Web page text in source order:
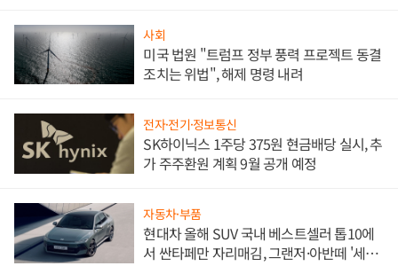
사회
미국 법원 "트럼프 정부 풍력 프로젝트 동결
조치는 위법", 해제 명령 내려
전자·전기·정보통신
SK하이닉스 1주당 375원 현금배당 실시, 추
가 주주환원 계획 9월 공개 예정
자동차·부품
현대차 올해 SUV 국내 베스트셀러 톱10에
서 싼타페만 자리매김, 그랜저·아반떼 '세단